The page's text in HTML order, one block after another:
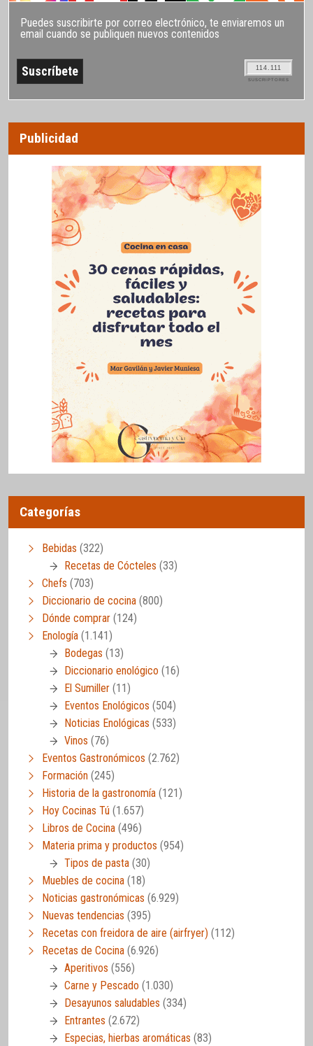
Puedes suscribirte por correo electrónico, te enviaremos un
email cuando se publiquen nuevos contenidos
114.111
SUSCRIPTORES
Publicidad
Categorías
Bebidas (322)
Recetas de Cócteles (33)
Chefs (703)
Diccionario de cocina (800)
Dónde comprar (124)
Enología (1.141)
Bodegas (13)
Diccionario enológico (16)
El Sumiller (11)
Eventos Enológicos (504)
Noticias Enológicas (533)
Vinos (76)
Eventos Gastronómicos (2.762)
Formación (245)
Historia de la gastronomía (121)
Hoy Cocinas Tú (1.657)
Libros de Cocina (496)
Materia prima y productos (954)
Tipos de pasta (30)
Muebles de cocina (18)
Noticias gastronómicas (6.929)
Nuevas tendencias (395)
Recetas con freidora de aire (airfryer) (112)
Recetas de Cocina (6.926)
Aperitivos (556)
Carne y Pescado (1.030)
Desayunos saludables (334)
Entrantes (2.672)
Especias, hierbas aromáticas (83)